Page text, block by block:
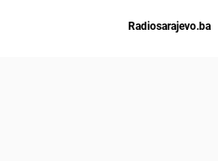
Radiosarajevo.ba